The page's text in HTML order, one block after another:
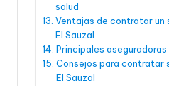
salud
Ventajas de contratar un
El Sauzal
Principales
Consejos para contratar
El Sauzal